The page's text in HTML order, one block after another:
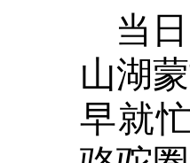
当
山湖
早就